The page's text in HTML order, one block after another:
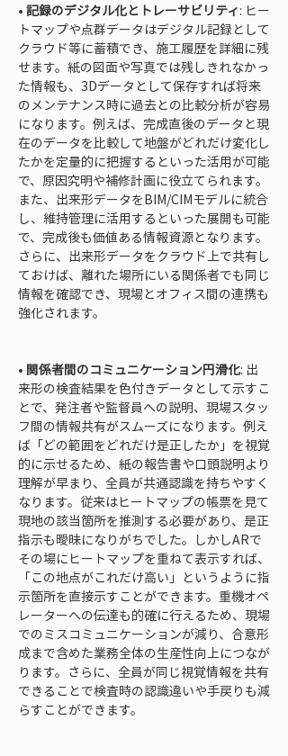
• 記録のデジタル化とトレーサビリティ: ヒー
トマップや点群データはデジタル記録として
クラウド等に蓄積でき、施工履歴を詳細に残
せます。紙の図面や写真では残しきれなかっ
た情報も、3Dデータとして保存すれば将来
のメンテナンス時に過去との比較分析が容易
になります。例えば、完成直後のデータと現
在のデータを比較して地盤がどれだけ変化し
たかを定量的に把握するといった活用が可能
で、原因究明や補修計画に役立てられます。
また、出来形データをBIM/CIMモデルに統合
し、維持管理に活用するといった展開も可能
で、完成後も価値ある情報資源となります。
さらに、出来形データをクラウド上で共有し
ておけば、離れた場所にいる関係者でも同じ
情報を確認でき、現場とオフィス間の連携も
強化されます。
• 関係者間のコミュニケーション円滑化: 出
来形の検査結果を色付きデータとして示すこ
とで、発注者や監督員への説明、現場スタッ
フ間の情報共有がスムーズになります。例え
ば「どの範囲をどれだけ是正したか」を視覚
的に示せるため、紙の報告書や口頭説明より
理解が早まり、全員が共通認識を持ちやすく
なります。従来はヒートマップの帳票を見て
現地の該当箇所を推測する必要があり、是正
指示も曖昧になりがちでした。しかしARで
その場にヒートマップを重ねて表示すれば、
「この地点がこれだけ高い」というように指
示箇所を直接示すことができます。重機オペ
レーターへの伝達も的確に行えるため、現場
でのミスコミュニケーションが減り、合意形
成まで含めた業務全体の生産性向上につなが
ります。さらに、全員が同じ視覚情報を共有
できることで検査時の認識違いや手戻りも減
らすことができます。